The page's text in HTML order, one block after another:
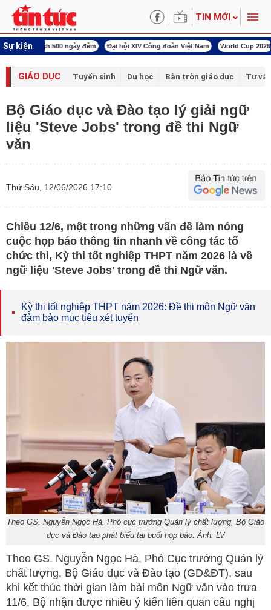
TIN MỚI
Sự kiện
ngày đêm Đại hội XIV Công đoàn Việt Nam World Cup 2026 Kỳ họp thứ
GIÁO DỤC Tuyển sinh Du học Bàn tròn giáo dục Tư
Bộ Giáo dục và Đào tạo lý giải ngữ
liệu 'Steve Jobs' trong đề thi Ngữ
văn
Thứ Sáu, 12/06/2026 17:10
Chiều 12/6, một trong những vấn đề làm nóng
cuộc họp báo thông tin nhanh về công tác tổ
chức thi, Kỳ thi tốt nghiệp THPT năm 2026 là về
ngữ liệu 'Steve Jobs' trong đề thi Ngữ văn.
Kỳ thi tốt nghiệp THPT năm 2026: Đề thi môn Ngữ văn
đảm bảo mục tiêu xét tuyển
Theo GS. Nguyễn Ngọc Hà, Phó cục trưởng Quản lý chất lượng, Bộ Giáo
dục và Đào tạo phát biểu tại buổi họp báo. Ảnh: LV
Theo GS. Nguyễn Ngọc Hà, Phó Cục trưởng Quản lý
chất lượng, Bộ Giáo dục và Đào tạo (GD&ĐT), sau
khi kết thúc thời gian làm bài môn Ngữ văn vào trưa
11/6, Bộ nhận được nhiều ý kiến liên quan câu nghị